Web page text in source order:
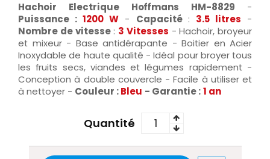
Hachoir Electrique Hoffmans HM-8829 -
Puissance :1200 W - Capacité : 3.5 litres -
Nombre de vitesse: 3 Vitesses - Hachoir, broyeur
et mixeur - Base antidérapante - Boitier en Acier
Inoxydable de haute qualité - Idéal pour broyer tous
les fruits secs, viandes et légumes rapidement -
Conception à double couvercle - Facile à utiliser et
à nettoyer - Couleur :Bleu - Garantie :1 an
Quantité